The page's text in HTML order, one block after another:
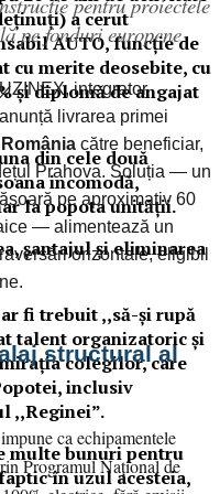
a cerut
AUTO, funcție de
cu merite deosebite, cu
și diplomă de angajat
din cele două
incomodă,
la popota unității.
șantajul și eliminarea
fi trebuit ,,să-și rupă
talent organizatoric și
colegilor, care
inclusiv
,,Reginei”.
multe bunuri pentru
în uzul acesteia,
pe fonduri europene
integrator
livrarea primei
către beneficiar,
Prahova. Soluția — un
pe aproximativ 60
— alimentează un
orizontale, eligibil
structural al
ca echipamentele
Programul Național de